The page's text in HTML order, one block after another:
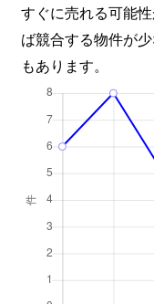
すぐに売れる可能
ば競合する物件が
もあります。